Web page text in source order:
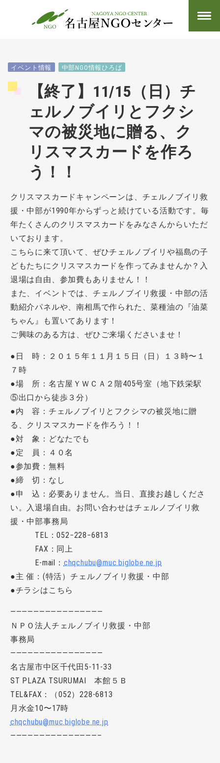
イベント情報 中部NGO情報ひろば
【終了】11/15（日）チ
ェルノブイリとフクシ
マの被災地に贈る、ク
リスマスカードを作ろ
う！！
クリスマスカードキャンペーンは、チェルノブイリ救
援・中部が1990年からずっと続けている活動です。毎
年たくさんのクリスマスカードをみなさんからいただ
いております。
こちらに来て頂いて、ぜひチェルノブイリや福島の子
どもたちにクリスマスカードを作ってみませんか？入
退場は自由、参加費もありません！！
また、イベントでは、チェルノブイリ救援・中部の活
動紹介パネルや、南相馬で作られた、菜種油の『油菜
ちゃん』も置いてあります！
ご興味のある方は、ぜひご来場くださいませ！
●日 時：２０１５年１１月１５日（日）１３時〜１
７時
●場 所：名古屋ＹＷＣＡ２階405号室（地下鉄栄駅
⑤出口から徒歩３分）
●内 容：チェルノブイリとフクシマの被災地に贈
る、クリスマスカードを作ろう！！
●対 象：どなたでも
●定 員：４０名
●参加費：無料
●締 切：なし
●申 込：必要ありません。当日、直接お越しくださ
い。入退場自由。お問い合わせはチェルノブイリ救
援・中部事務局
TEL ：052−228−6813
FAX ：同上
E-mail： chqchubu@muc.biglobe.ne.jp
●主 催：(特活）チェルノブイリ救援・中部
●チラシはこちら
————————————————
ＮＰＯ法人チェルノブイリ救援・中部
事務局
————————————————
名古屋市中区千代田5-11-33
ST PLAZA TSURUMAI
本館５Ｂ
TEL&FAX ：（052）228-6813
月水金10〜17時
chqchubu@muc.biglobe.ne.jp
———————————————–